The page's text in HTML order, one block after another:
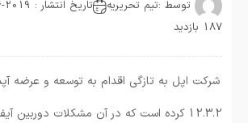
توسط :تیم تحریریه تاریخ انتشار : 2019-06-11
187 بازدید
شرکت اپل به تازگی اقدام به توسعه و عرضه